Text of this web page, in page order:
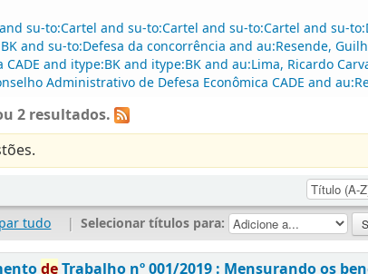
su-to:Cartel and su-to:Cartel and su-to:Cartel and su-
and su-to:Defesa da concorrência and au:Resende,
and itype:BK and itype:BK and au:Lima, Ricardo
Administrativo de Defesa Econômica CADE and
2 resultados.
tudo | Selecionar títulos para:
deTrabalho nº 001/2019 : Mensurando os